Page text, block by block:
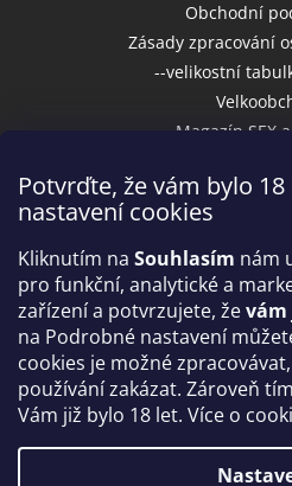
Potvrďte, že vám bylo
nastavení cookies
Kliknutím na Souhlasím nám
pro funkční, analytické a
zařízení a potvrzujete, ževám
na Podrobné nastavení
cookies je možné
používání zakázat. Zároveň
Vám již bylo 18 let. Více o
Obchodní
Zásady zpracování
--velikostní
Magazín SEX
Přijímáme